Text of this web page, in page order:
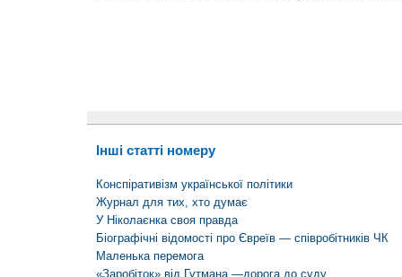
Інші статті номеру
Конспіративізм української політики
Журнал для тих, хто думає
У Ніколаєнка своя правда
Біографічні відомості про Євреїв — співробітників ЧК
Маленька перемога
«Заробіток» від Гутмана —дорога до суду